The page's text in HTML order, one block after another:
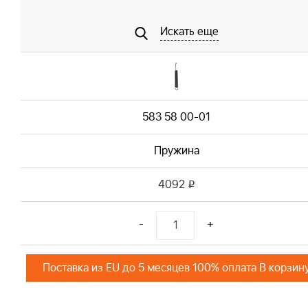
Искать еще
583 58 00-01
Пружина
4092 i
- +
Поставка из EU до 5 месяцев 100% оплата В